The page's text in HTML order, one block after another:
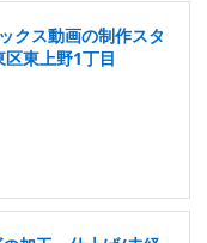
クス動画の制作スタ
東上野1丁目